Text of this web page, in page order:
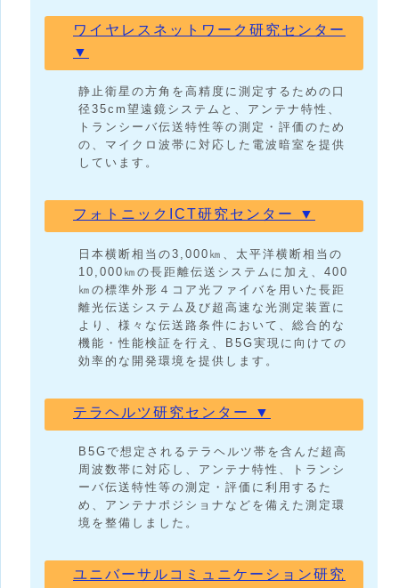
ワイヤレスネットワーク研究センター
▼
静止衛星の方角を高精度に測定するための口
径35cm望遠鏡システムと、アンテナ特性、
トランシーバ伝送特性等の測定・評価のため
の、マイクロ波帯に対応した電波暗室を提供
しています。
フォトニックICT研究センター ▼
日本横断相当の3,000㎞、太平洋横断相当の
10,000㎞の長距離伝送システムに加え、400
㎞の標準外形４コア光ファイバを用いた長距
離光伝送システム及び超高速な光測定装置に
より、様々な伝送路条件において、総合的な
機能・性能検証を行え、B5G実現に向けての
効率的な開発環境を提供します。
テラヘルツ研究センター ▼
B5Gで想定されるテラヘルツ帯を含んだ超高
周波数帯に対応し、アンテナ特性、トランシ
ーバ伝送特性等の測定・評価に利用するた
め、アンテナポジショナなどを備えた測定環
境を整備しました。
ユニバーサルコミュニケーション研究